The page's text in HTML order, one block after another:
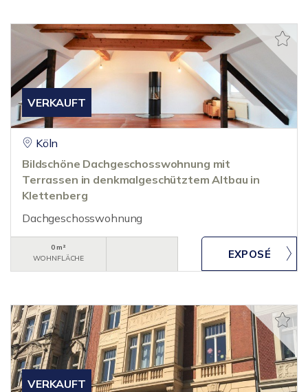
VERKAUFT
Köln
Bildschöne Dachgeschosswohnung mit
Terrassen in denkmalgeschütztem Altbau in
Klettenberg
Dachgeschosswohnung
0 m²
WOHNFLÄCHE
VERKAUFT